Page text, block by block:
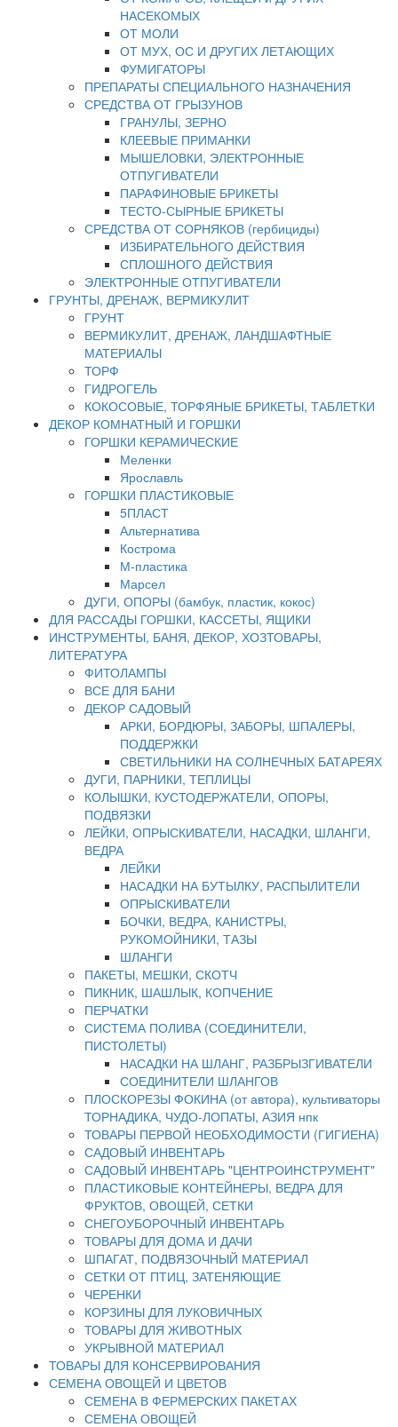
НАСЕКОМЫХ
ОТ МОЛИ
ОТ МУХ, ОС И ДРУГИХ ЛЕТАЮЩИХ
ФУМИГАТОРЫ
ПРЕПАРАТЫ СПЕЦИАЛЬНОГО НАЗНАЧЕНИЯ
СРЕДСТВА ОТ ГРЫЗУНОВ
ГРАНУЛЫ, ЗЕРНО
КЛЕЕВЫЕ ПРИМАНКИ
МЫШЕЛОВКИ, ЭЛЕКТРОННЫЕ
ОТПУГИВАТЕЛИ
ПАРАФИНОВЫЕ БРИКЕТЫ
ТЕСТО-СЫРНЫЕ БРИКЕТЫ
СРЕДСТВА ОТ СОРНЯКОВ (гербициды)
ИЗБИРАТЕЛЬНОГО ДЕЙСТВИЯ
СПЛОШНОГО ДЕЙСТВИЯ
ЭЛЕКТРОННЫЕ ОТПУГИВАТЕЛИ
ГРУНТЫ, ДРЕНАЖ, ВЕРМИКУЛИТ
ГРУНТ
ВЕРМИКУЛИТ, ДРЕНАЖ, ЛАНДШАФТНЫЕ
МАТЕРИАЛЫ
ТОРФ
ГИДРОГЕЛЬ
КОКОСОВЫЕ, ТОРФЯНЫЕ БРИКЕТЫ, ТАБЛЕТКИ
ДЕКОР КОМНАТНЫЙ И ГОРШКИ
ГОРШКИ КЕРАМИЧЕСКИЕ
Меленки
Ярославль
ГОРШКИ ПЛАСТИКОВЫЕ
5ПЛАСТ
Альтернатива
Кострома
М-пластика
Марсел
ДУГИ, ОПОРЫ (бамбук, пластик, кокос)
ДЛЯ РАССАДЫ ГОРШКИ, КАССЕТЫ, ЯЩИКИ
ИНСТРУМЕНТЫ, БАНЯ, ДЕКОР, ХОЗТОВАРЫ,
ЛИТЕРАТУРА
ФИТОЛАМПЫ
ВСЕ ДЛЯ БАНИ
ДЕКОР САДОВЫЙ
АРКИ, БОРДЮРЫ, ЗАБОРЫ, ШПАЛЕРЫ,
ПОДДЕРЖКИ
СВЕТИЛЬНИКИ НА СОЛНЕЧНЫХ БАТАРЕЯХ
ДУГИ, ПАРНИКИ, ТЕПЛИЦЫ
КОЛЫШКИ, КУСТОДЕРЖАТЕЛИ, ОПОРЫ,
ПОДВЯЗКИ
ЛЕЙКИ, ОПРЫСКИВАТЕЛИ, НАСАДКИ, ШЛАНГИ,
ВЕДРА
ЛЕЙКИ
НАСАДКИ НА БУТЫЛКУ, РАСПЫЛИТЕЛИ
ОПРЫСКИВАТЕЛИ
БОЧКИ, ВЕДРА, КАНИСТРЫ,
РУКОМОЙНИКИ, ТАЗЫ
ШЛАНГИ
ПАКЕТЫ, МЕШКИ, СКОТЧ
ПИКНИК, ШАШЛЫК, КОПЧЕНИЕ
ПЕРЧАТКИ
СИСТЕМА ПОЛИВА (СОЕДИНИТЕЛИ,
ПИСТОЛЕТЫ)
НАСАДКИ НА ШЛАНГ, РАЗБРЫЗГИВАТЕЛИ
СОЕДИНИТЕЛИ ШЛАНГОВ
ПЛОСКОРЕЗЫ ФОКИНА (от автора), культиваторы
ТОРНАДИКА, ЧУДО-ЛОПАТЫ, АЗИЯ нпк
ТОВАРЫ ПЕРВОЙ НЕОБХОДИМОСТИ (ГИГИЕНА)
САДОВЫЙ ИНВЕНТАРЬ
САДОВЫЙ ИНВЕНТАРЬ "ЦЕНТРОИНСТРУМЕНТ"
ПЛАСТИКОВЫЕ КОНТЕЙНЕРЫ, ВЕДРА ДЛЯ
ФРУКТОВ, ОВОЩЕЙ, СЕТКИ
СНЕГОУБОРОЧНЫЙ ИНВЕНТАРЬ
ТОВАРЫ ДЛЯ ДОМА И ДАЧИ
ШПАГАТ, ПОДВЯЗОЧНЫЙ МАТЕРИАЛ
СЕТКИ ОТ ПТИЦ, ЗАТЕНЯЮЩИЕ
ЧЕРЕНКИ
КОРЗИНЫ ДЛЯ ЛУКОВИЧНЫХ
ТОВАРЫ ДЛЯ ЖИВОТНЫХ
УКРЫВНОЙ МАТЕРИАЛ
ТОВАРЫ ДЛЯ КОНСЕРВИРОВАНИЯ
СЕМЕНА ОВОЩЕЙ И ЦВЕТОВ
СЕМЕНА В ФЕРМЕРСКИХ ПАКЕТАХ
СЕМЕНА ОВОЩЕЙ